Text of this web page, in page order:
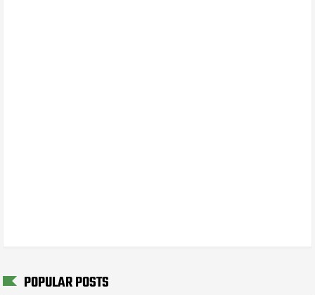
POPULAR POSTS